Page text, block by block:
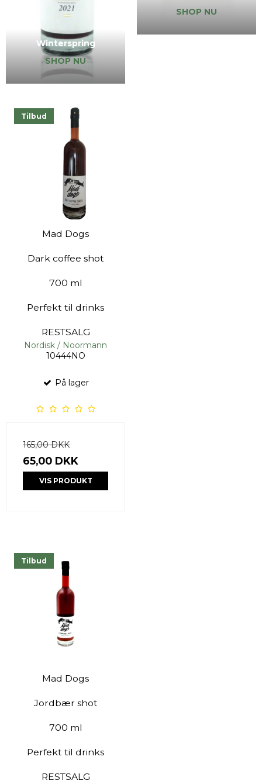
Winterspring
SHOP NU
SHOP NU
Tilbud
Mad Dogs
Dark coffee shot
700 ml
Perfekt til drinks
RESTSALG
Nordisk / Noormann
10444NO
På lager
165,00 DKK
65,00 DKK
VIS PRODUKT
Tilbud
Mad Dogs
Jordbær shot
700 ml
Perfekt til drinks
RESTSALG